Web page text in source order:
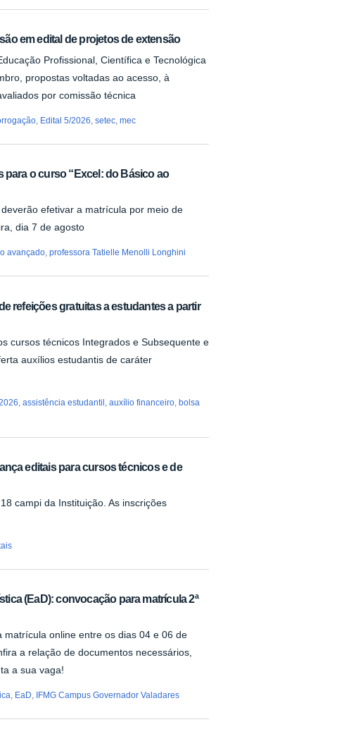
em edital de projetos de extensão
Profissional, Científica e Tecnológica
propostas voltadas ao acesso, à
por comissão técnica
, Edital 5/2026,setec,mec
para o curso “Excel: do Básico ao
efetivar a matrícula por meio de
dia 7 de agosto
avançado, professora Tatielle Menolli Longhini
refeições gratuitas a estudantes a partir
cursos técnicos Integrados e Subsequente e
auxílios estudantis de caráter
,assistência estudantil ,auxílio financeiro ,bolsa
editais para cursos técnicos e de
campi da Instituição. As inscrições
(EaD): convocação para matrícula 2ª
online entre os dias 04 e 06 de
a relação de documentos necessários,
a sua vaga!
, EaD, IFMG Campus Governador Valadares